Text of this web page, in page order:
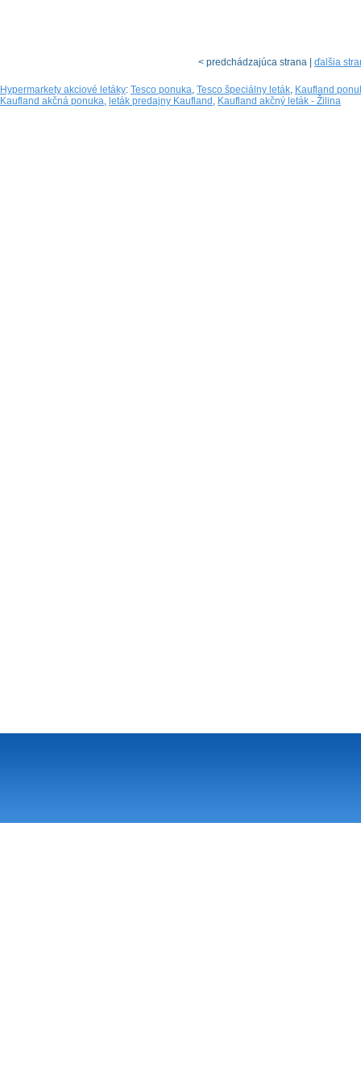
< predchádzajúca strana | ďalšia
Hypermarkety akciové letáky: Tesco ponuka, Tesco špeciálny leták, Kaufland
Kaufland akčná ponuka, leták predajny Kaufland , Kaufland akčný leták - Žilina